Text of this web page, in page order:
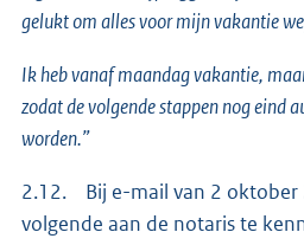
gelukt om alles voor mijn vakantie
Ik heb vanaf maandag vakantie,
zodat de volgende stappen nog eind
worden.”
2.12. Bij e-mail van 2 oktober
volgende aan de notaris te